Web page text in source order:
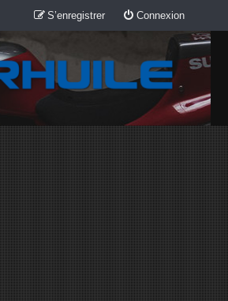
Connexion
S’enregistrer